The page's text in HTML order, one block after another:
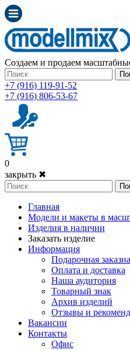
Создаем и продаем
+7 (916) 119-91-52
+7 (916) 806-53-67
0
закрыть ✖
Главная
Модели и макеты в
Изделия в наличии
Заказать изделие
Информация
Подарочная
Оплата и доставка
Наша аудитория
Товарный знак
Архив изделий
Отзывы и
Вакансии
Контакты
Офис